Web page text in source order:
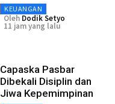
KEUANGAN
Oleh Dodik Setyo
11 jam yang lalu
Capaska Pasbar
Dibekali Disiplin dan
Jiwa Kepemimpinan